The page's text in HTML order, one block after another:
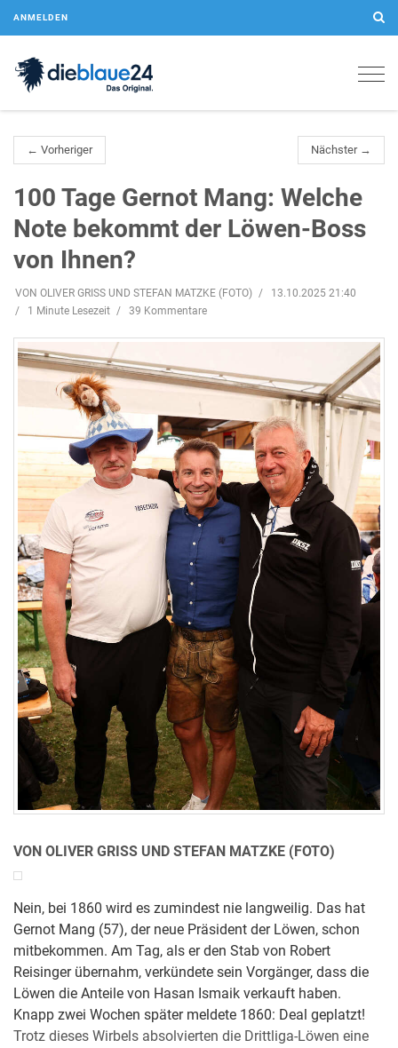
ANMELDEN
← Vorheriger Nächster →
100 Tage Gernot Mang: Welche
Note bekommt der Löwen-Boss
von Ihnen?
VON OLIVER GRISS UND STEFAN MATZKE (FOTO)
13.10.2025 21:40
1 Minute Lesezeit
39 Kommentare
VON OLIVER GRISS UND STEFAN MATZKE (FOTO)
Nein, bei 1860 wird es zumindest nie langweilig. Das hat
Gernot Mang (57), der neue Präsident der Löwen, schon
mitbekommen. Am Tag, als er den Stab von Robert
Reisinger übernahm, verkündete sein Vorgänger, dass die
Löwen die Anteile von Hasan Ismaik verkauft haben.
Knapp zwei Wochen später meldete 1860: Deal geplatzt!
Trotz dieses Wirbels absolvierten die Drittliga-Löwen eine